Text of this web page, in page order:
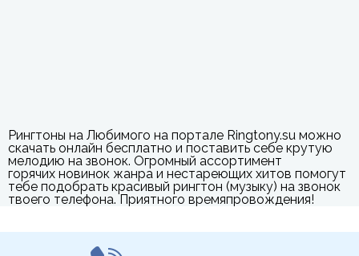
Рингтоны на Любимого на портале Ringtony.su можно
скачать онлайн бесплатно и поставить себе крутую
мелодию на звонок. Огромный ассортимент
горячих новинок жанра и нестареющих хитов помогут
тебе подобрать красивый рингтон (музыку) на звонок
твоего телефона. Приятного времяпровождения!